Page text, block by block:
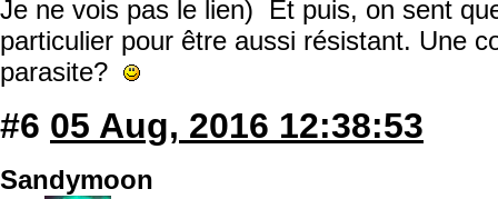
Je ne vois pas le lien) Et puis, on sent
particulier pour être aussi résistant. Une
parasite?
#6 05 Aug, 2016 12:38:53
Sandymoon